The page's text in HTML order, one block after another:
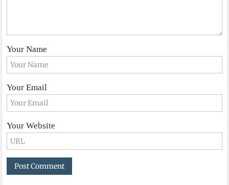
Your Name
Your Email
Your Website